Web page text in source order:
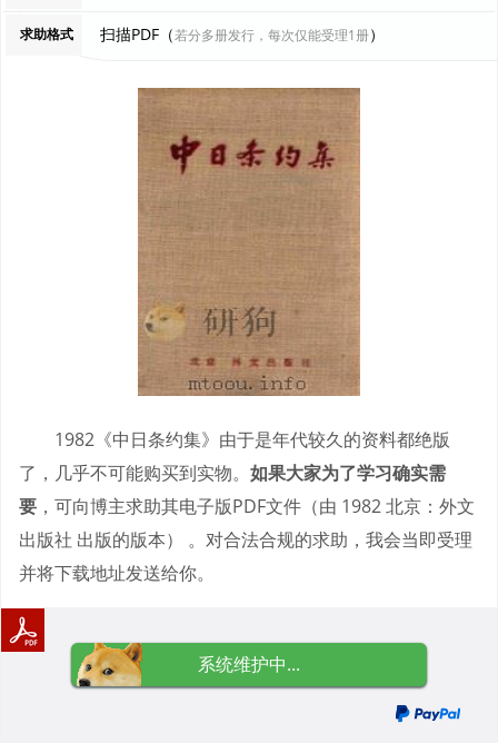
求助格式 扫描PDF（若分多册发行，每次仅能受理1册）
1982《中日条约集》由于是年代较久的资料都绝版
了，几乎不可能购买到实物。 如果大家为了学习确实需
要 ，可向博主求助其电子版PDF文件（由 1982 北京：外文
出版社 出版的版本） 。对合法合规的求助，我会当即受理
并将下载地址发送给你。
系统维护中...